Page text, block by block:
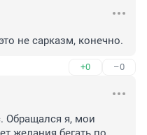
не сарказм, конечно.
+0 –0
Обращался я, мои